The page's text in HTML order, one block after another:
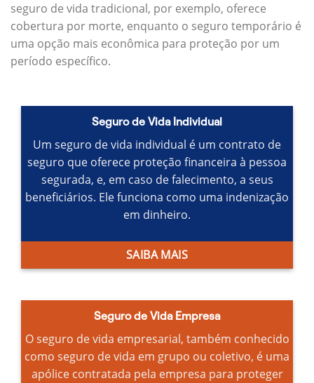
seguro de vida tradicional, por exemplo, oferece
cobertura por morte, enquanto o seguro temporário é
uma opção mais econômica para proteção por um
período específico.
Seguro de Vida Individual
Um seguro de vida individual é um contrato de
seguro que oferece proteção financeira à pessoa
segurada, e, em caso de falecimento, a seus
beneficiários. Ele funciona como uma indenização
em dinheiro.
SAIBA MAIS
Seguro de Vida Empresa
O seguro de vida empresarial, também conhecido
como seguro de vida em grupo ou coletivo, é uma
apólice contratada pela empresa para proteger